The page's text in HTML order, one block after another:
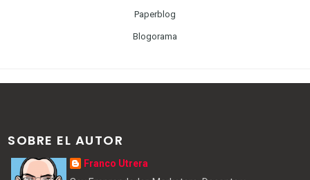
Paperblog
Blogorama
SOBRE EL AUTOR
Franco Utrera